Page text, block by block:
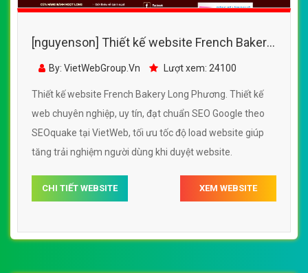
[nguyenson] Thiết kế website French Bakery
Long Phương đẹp, chuyên nghiệp chuẩn SEO
By: VietWebGroup.Vn Lượt xem: 24100
Thiết kế website French Bakery Long Phương. Thiết kế
web chuyên nghiệp, uy tín, đạt chuẩn SEO Google theo
SEOquake tại VietWeb, tối ưu tốc độ load website giúp
tăng trải nghiệm người dùng khi duyệt website.
CHI TIẾT WEBSITE XEM WEBSITE